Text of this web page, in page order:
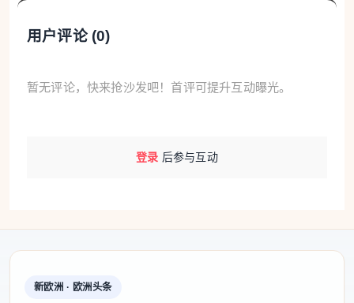
用户评论 (0)
暂无评论，快来抢沙发吧！首评可提升互动曝光。
登录 后参与互动
新欧洲 · 欧洲头条